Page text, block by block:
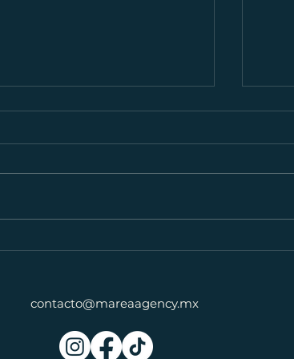
Hooks textuales para tu
la primera línea
contacto@mareaagency.mx